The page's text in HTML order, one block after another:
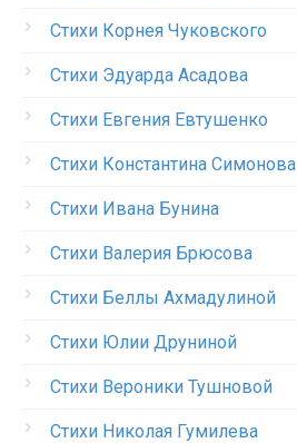
Стихи Корнея Чуковского
Стихи Эдуарда Асадова
Стихи Евгения Евтушенко
Стихи Константина Симонова
Стихи Ивана Бунина
Стихи Валерия Брюсова
Стихи Беллы Ахмадулиной
Стихи Юлии Друниной
Стихи Вероники Тушновой
Стихи Николая Гумилева